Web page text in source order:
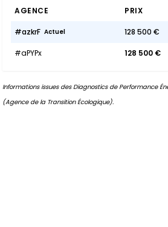
AGENCE PRIX
#azkrF Actuel 128 500 €
#aPYPx 128 500 €
Informations issues des Diagnostics de Performance
(Agence de la Transition Écologique).